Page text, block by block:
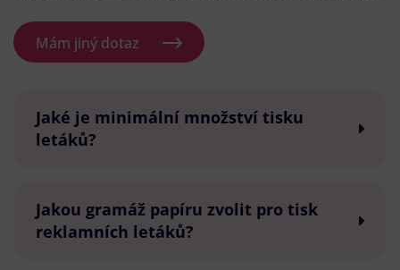
Mám jiný dotaz
Jaké je minimální množství tisku
letáků?
Jakou gramáž papíru zvolit pro tisk
reklamních letáků?